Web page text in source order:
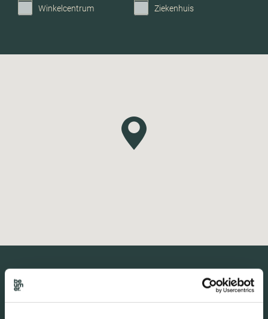
Winkelcentrum Ziekenhuis
De buurt